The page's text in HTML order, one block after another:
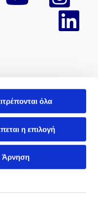
όλα
η επιλογή
Άρνηση